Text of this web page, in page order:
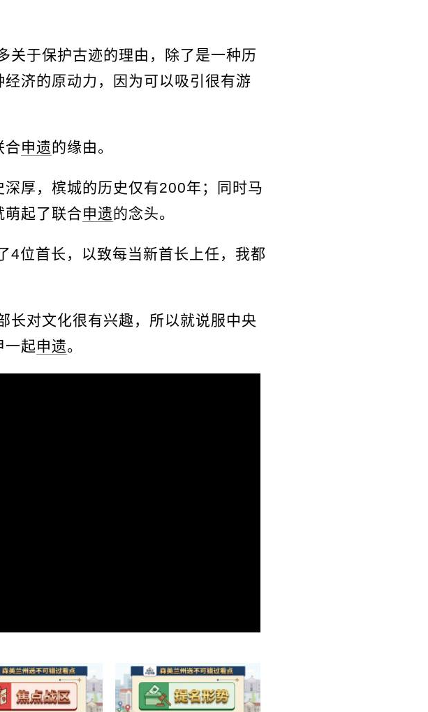
关于保护古迹的理由，除了是一种历
济的原动力，因为可以吸引很有游
合申遗的缘由。
厚，槟城的历史仅有200年；同时马
萌起了联合申遗的念头。
4位首长，以致每当新首长上任，我都
长对文化很有兴趣，所以就说服中央
一起申遗。